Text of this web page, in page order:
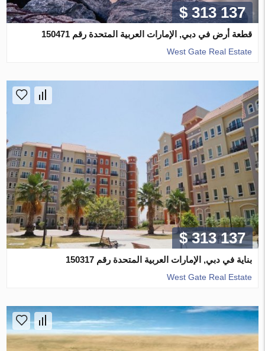
$ 313 137
قطعة أرض في دبي, الإمارات العربية المتحدة رقم 150471
West Gate Real Estate
$ 313 137
بناية في دبي, الإمارات العربية المتحدة رقم 150317
West Gate Real Estate